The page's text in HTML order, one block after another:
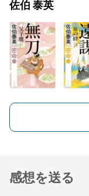
佐伯 泰英
感想を送る